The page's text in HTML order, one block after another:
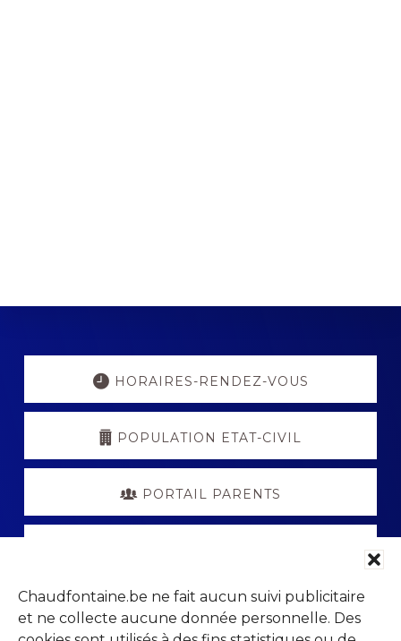
Chaudfontaine.be ne fait aucun suivi publicitaire
et ne collecte aucune donnée personnelle. Des
Explore
HORAIRES-RENDEZ-VOUS
POPULATION ETAT-CIVIL
PORTAIL PARENTS